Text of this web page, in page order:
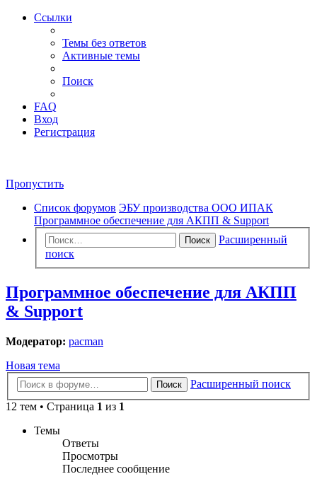
Ссылки
Темы без ответов
Активные темы
Поиск
FAQ
Вход
Регистрация
Пропустить
Список форумов ЭБУ производства ООО ИПАК
Программное обеспечение для АКПП & Support
Поиск
Расширенный
поиск
Программное обеспечение для АКПП
& Support
Модератор: pacman
Новая тема
Поиск
Расширенный поиск
12 тем • Страница 1 из 1
Темы
Ответы
Просмотры
Последнее сообщение